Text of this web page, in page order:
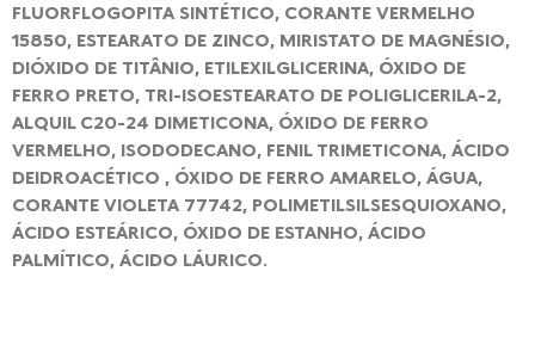
FLUORFLOGOPITA SINTÉTICO, CORANTE VERMELHO
15850, ESTEARATO DE ZINCO, MIRISTATO DE MAGNÉSIO,
DIÓXIDO DE TITÂNIO, ETILEXILGLICERINA, ÓXIDO DE
FERRO PRETO, TRI-ISOESTEARATO DE POLIGLICERILA-2,
ALQUIL C20-24 DIMETICONA, ÓXIDO DE FERRO
VERMELHO, ISODODECANO, FENIL TRIMETICONA, ÁCIDO
DEIDROACÉTICO , ÓXIDO DE FERRO AMARELO, ÁGUA,
CORANTE VIOLETA 77742, POLIMETILSILSESQUIOXANO,
ÁCIDO ESTEÁRICO, ÓXIDO DE ESTANHO, ÁCIDO
PALMÍTICO, ÁCIDO LÁURICO.